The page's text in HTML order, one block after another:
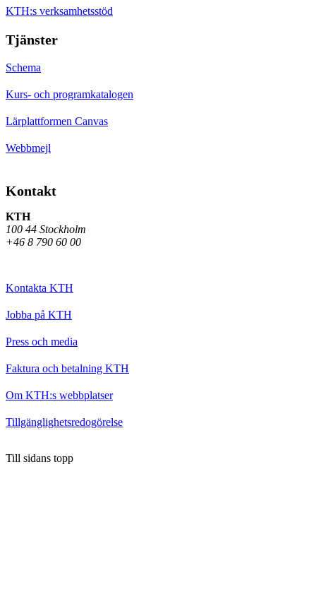
KTH:s verksamhetsstöd
Tjänster
Schema
Kurs- och programkatalogen
Lärplattformen Canvas
Webbmejl
Kontakt
KTH
100 44 Stockholm
+46 8 790 60 00
Kontakta KTH
Jobba på KTH
Press och media
Faktura och betalning KTH
Om KTH:s webbplatser
Tillgänglighetsredogörelse
Till sidans topp